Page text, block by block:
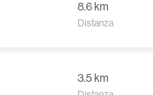
8.6 km
Distanza
3.5 km